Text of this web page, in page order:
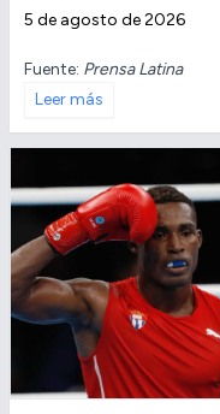
5 de agosto de 2026
Fuente: Prensa Latina
Leer más